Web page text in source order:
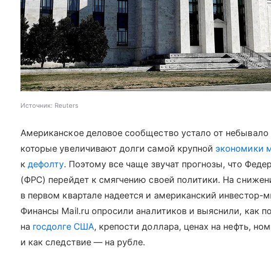
Источник: Reuters
Американское деловое сообщество устало от
которые увеличивают долги самой крупной экономики
кдефолту. Поэтому все чаще звучат прогнозы, что
(ФРС) перейдет к смягчению своей политики. На
в первом квартале надеется и американский
Финансы Mail.ru опросили аналитиков и выяснили, как
на госдолге США, крепости доллара, ценах на нефть,
и как следствие — на рубле.